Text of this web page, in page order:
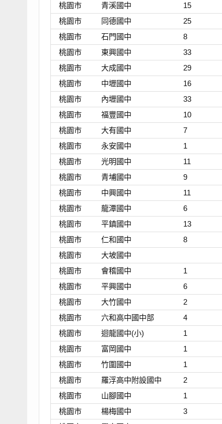
桃園市
青溪國中 15
桃園市
同德國中 25
桃園市
石門國中 8
桃園市
東興國中 33
桃園市
大成國中 29
桃園市
中壢國中 16
桃園市
內壢國中 33
桃園市
福豐國中 10
桃園市
大有國中 7
桃園市
永安國中 1
桃園市
光明國中 11
桃園市
青埔國中 9
桃園市
中興國中 11
桃園市
龍潭國中 6
桃園市
平鎮國中 13
桃園市
仁和國中 8
桃園市
大坡國中
桃園市
會稽國中 1
桃園市
平興國中 6
桃園市
大竹國中 2
桃園市
六和高中國中部 4
桃園市
迴龍國中(小) 1
桃園市
富岡國中 1
桃園市
竹圍國中 1
桃園市
羅浮高中附設國中 2
桃園市
山腳國中 1
桃園市
楊梅國中 3